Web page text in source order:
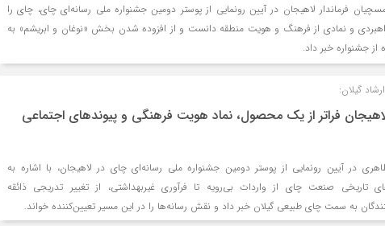
فرماندار لاهیجان در آیین رونمایی از پوستر دومین جشنواره ملی رسانه‌ای چای، چای را
و نمادی از فرهنگ و هویت منطقه دانست و از افزوده شدن بخش «نوغان و ابریشم» به
از جشنواره خبر داد.
گیلان:
فراتر از یک محصول، نماد هویت فرهنگی و پیوندهای اجتماعی
در آیین رونمایی از پوستر دومین جشنواره ملی رسانه‌ای چای در لاهیجان، با اشاره به
تاریخی صنعت چای از واردات بی‌رویه تا فرآوری غیربهداشتی، از تغییر تدریجی ذائقه
به سمت چای طبیعی گیلان خبر داد و نقش رسانه‌ها را در این مسیر تعیین‌کننده خواند.
بحران ها | ابریشم پرس
[…] عصر جمعه جلسه مدیریت
بحران با حضور رحمت حیدری نژاد
فرما… […]
https://is.gd/N1ikS2